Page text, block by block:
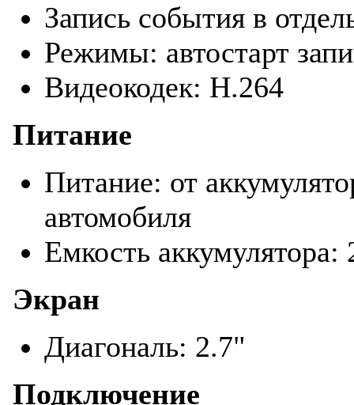
Запись события в
Режимы: автостарт
Видеокодек: H.264
Питание
Питание: от
автомобиля
Емкость
Экран
Диагональ: 2.7"
Подключение